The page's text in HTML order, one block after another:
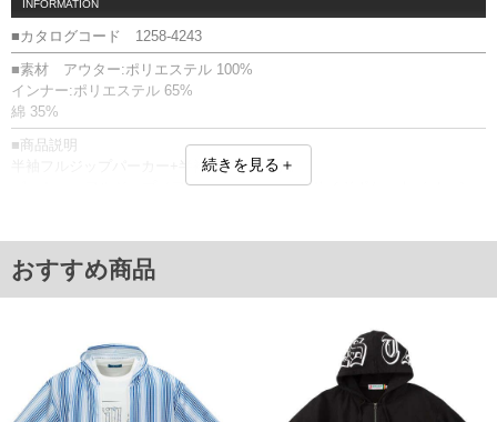
INFORMATION
■カタログコード 1258-4243
■素材 アウター:ポリエステル 100%
インナー:ポリエステル 65%
綿 35%
■商品説明
半袖フルジップパーカー+半袖Tシャツです。
パーカー：フルジップ／フード(調節ひも無)／サイドポケット／メッシュ
■サイズ表
サイズ/バスト/総丈/裾周り/肩幅/袖丈/アームホール/袖口
3L/136/78/130/60/29/62/48
4L/146/80/140/62/30/66/48
5L/156/82/150/64/31/70/50
6L/166/84/160/66/32/74/50
続きを見る＋
おすすめ商品